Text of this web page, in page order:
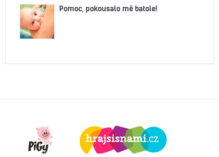
Pomoc, pokousalo mě batole!